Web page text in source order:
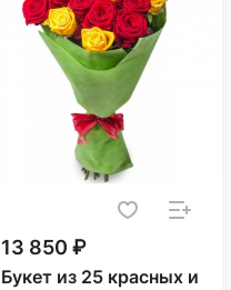
13 850 ₽
Букет из 25 красных и